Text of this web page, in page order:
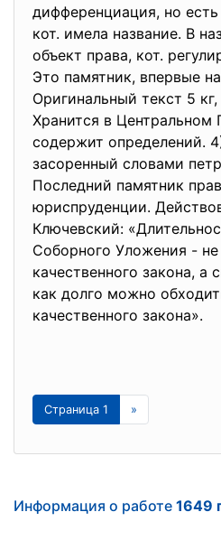
дифференциация, но
кот. имела название. В
объект права, кот.
Это памятник, впервые
Оригинальный текст 5
Хранится в Центральном
содержит определений.
засоренный словами
Последний памятник
юриспруденции.
Ключевский:
Соборного Уложения - не
качественного закона, а
как долго можно
качественного закона».
Страница 1 »
Информация о работе 1649